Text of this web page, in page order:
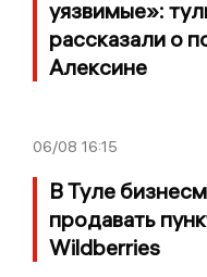
уязвимые»:
рассказали о
Алексине
06/08 16:15
В Туле
продавать
Wildberries